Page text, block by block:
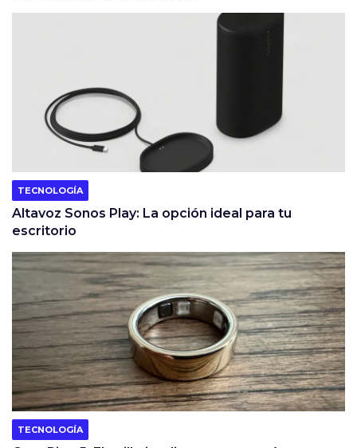
TECNOLOGÍA
Altavoz Sonos Play: La opción ideal para tu
escritorio
TECNOLOGÍA